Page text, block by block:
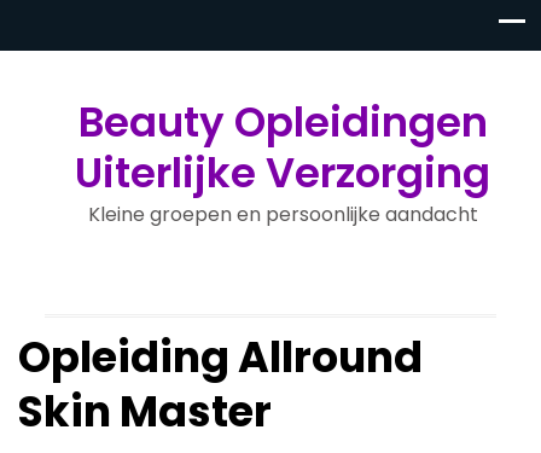
Beauty Opleidingen
Uiterlijke Verzorging
Kleine groepen en persoonlijke aandacht
Opleiding Allround
Skin Master